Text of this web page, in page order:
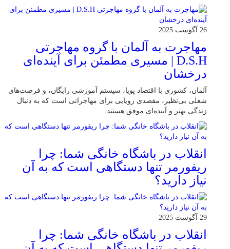
26 آگوست 2025
مهاجرت به آلمان با گروه مهاجرتی
D.S.H | مسیری مطمئن برای آینده‌ای
درخشان
آلمان، کشوری با اقتصاد پویا، سیستم آموزشی رایگان، و فرصت‌های
شغلی بی‌نظیر، مقصدی رویایی برای مهاجرانی است که به دنبال
زندگی بهتر و آینده‌ای موفق هستند.
انقلاب در باشگاه خانگی شما: چرا
ریفورمر تنها دستگاهی است که به آن
نیاز دارید؟
29 آگوست 2025
انقلاب در باشگاه خانگی شما: چرا